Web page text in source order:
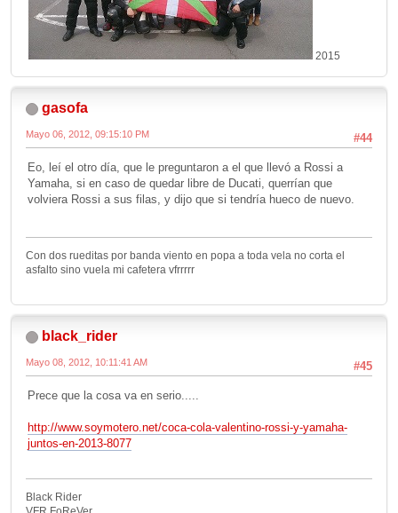
2015
gasofa
#44
Mayo 06, 2012, 09:15:10 PM
Eo, leí el otro día, que le preguntaron a el que llevó a Rossi a
Yamaha, si en caso de quedar libre de Ducati, querrían que
volviera Rossi a sus filas, y dijo que si tendría hueco de nuevo.
Con dos rueditas por banda viento en popa a toda vela no corta el
asfalto sino vuela mi cafetera vfrrrrr
black_rider
#45
Mayo 08, 2012, 10:11:41 AM
Prece que la cosa va en serio.....
http://www.soymotero.net/coca-cola-valentino-rossi-y-yamaha-
juntos-en-2013-8077
Black Rider